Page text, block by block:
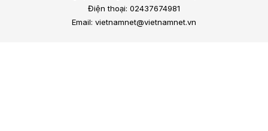
Điện thoại: 02437674981
Email: vietnamnet@vietnamnet.vn